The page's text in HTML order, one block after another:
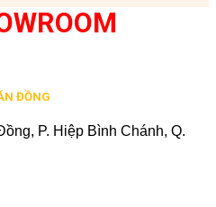
ĐỒNG
P. Hiệp Bình Chánh, Q.